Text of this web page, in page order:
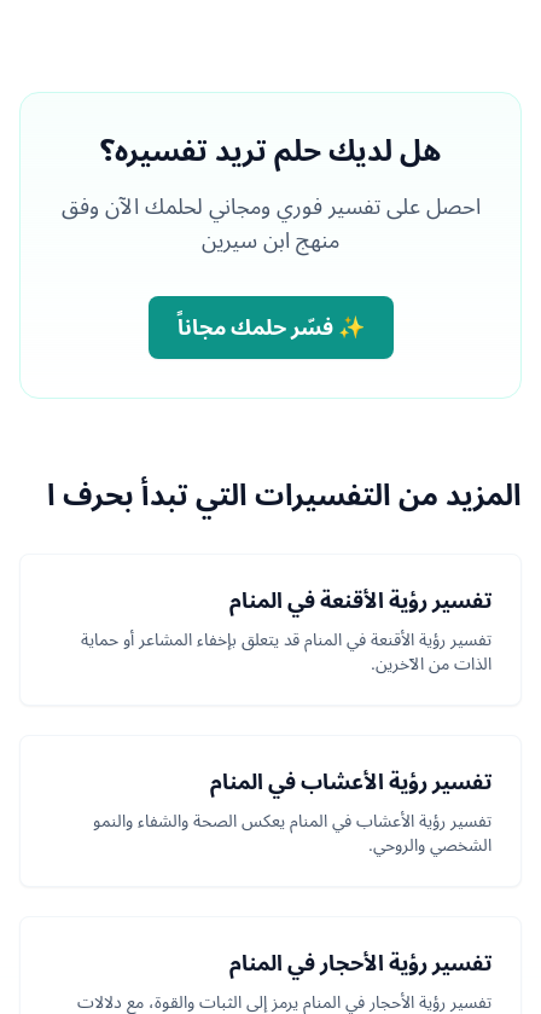
هل لديك حلم تريد تفسيره؟
احصل على تفسير فوري ومجاني لحلمك الآن وفق
منهج ابن سيرين
✨ فسّر حلمك مجاناً
المزيد من التفسيرات التي تبدأ بحرف ا
تفسير رؤية الأقنعة في المنام
تفسير رؤية الأقنعة في المنام قد يتعلق بإخفاء المشاعر أو حماية
الذات من الآخرين.
تفسير رؤية الأعشاب في المنام
تفسير رؤية الأعشاب في المنام يعكس الصحة والشفاء والنمو
الشخصي والروحي.
تفسير رؤية الأحجار في المنام
تفسير رؤية الأحجار في المنام يرمز إلى الثبات والقوة، مع دلالات